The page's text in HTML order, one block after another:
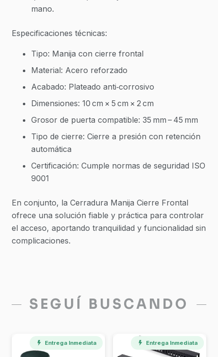
mano.
Especificaciones técnicas:
Tipo: Manija con cierre frontal
Material: Acero reforzado
Acabado: Plateado anti‑corrosivo
Dimensiones: 10 cm × 5 cm × 2 cm
Grosor de puerta compatible: 35 mm – 45 mm
Tipo de cierre: Cierre a presión con retención
automática
Certificación: Cumple normas de seguridad ISO
9001
En conjunto, la Cerradura Manija Cierre Frontal
ofrece una solución fiable y práctica para controlar
el acceso, aportando tranquilidad y funcionalidad sin
complicaciones.
SEGUÍ BUSCANDO
Entrega Inmediata Entrega Inmediata